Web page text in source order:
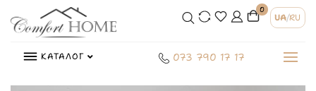
0
UA/RU
КАТАЛОГ 073 790 17 17